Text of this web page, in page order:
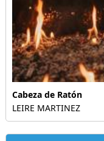
Cabeza de Ratón
LEIRE MARTINEZ